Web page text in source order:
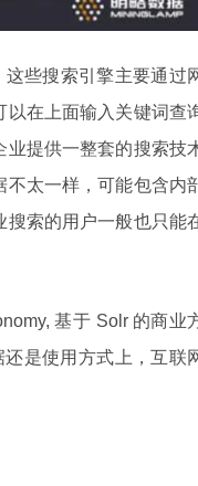
些搜索引擎主要通过
在上面输入关键词查
业提供一整套的搜索技
太一样，可能包含内
索的用户一般也只能
基于 Solr 的商业
是使用方式上，互联